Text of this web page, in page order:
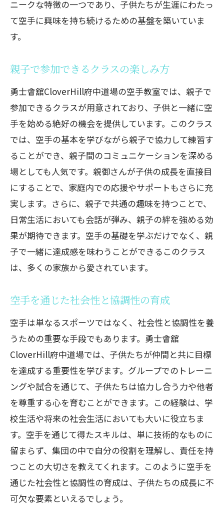
ニークな特徴の一つであり、子供たちが生涯にわたっ
て空手に興味を持ち続けるための基盤を築いていま
す。
親子で参加できるクラスの楽しみ方
勇士會舘CloverHill府中道場の空手教室では、親子で
参加できるクラスが用意されており、子供と一緒に空
手を始める絶好の機会を提供しています。このクラス
では、空手の基本を学びながら親子で協力して練習す
ることができ、親子間のコミュニケーションを深める
場としても人気です。親御さんが子供の成長を直接目
にすることで、家庭内での応援やサポートもさらに充
実します。さらに、親子で共通の趣味を持つことで、
日常生活においても会話が弾み、親子の絆を強める効
果が期待できます。空手の基礎を学ぶだけでなく、親
子で一緒に達成感を味わうことができるこのクラス
は、多くの家族から愛されています。
空手を通じた社会性と協調性の育成
空手は単なるスポーツではなく、社会性と協調性を養
うための重要な手段でもあります。勇士會舘
CloverHill府中道場では、子供たちが仲間と共に目標
を達成する重要性を学びます。グループでのトレーニ
ングや試合を通じて、子供たちは協力し合う力や他者
を尊重する心を育むことができます。この経験は、学
校生活や将来の社会生活においても大いに役立ちま
す。空手を通じて得たスキルは、単に技術的なものに
留まらず、集団の中で自分の役割を理解し、責任を持
つことの大切さを教えてくれます。このように空手を
通じた社会性と協調性の育成は、子供たちの成長に不
可欠な要素といえるでしょう。